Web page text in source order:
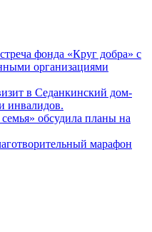
фонда «Круг добра» с
организациями
в Седанкинский дом-
инвалидов.
обсудила планы на
марафон